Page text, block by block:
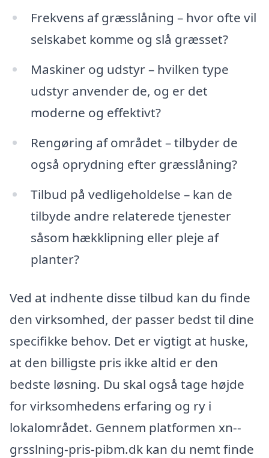
Frekvens af græsslåning – hvor ofte vil
selskabet komme og slå græsset?
Maskiner og udstyr – hvilken type
udstyr anvender de, og er det
moderne og effektivt?
Rengøring af området – tilbyder de
også oprydning efter græsslåning?
Tilbud på vedligeholdelse – kan de
tilbyde andre relaterede tjenester
såsom hækklipning eller pleje af
planter?
Ved at indhente disse tilbud kan du finde
den virksomhed, der passer bedst til dine
specifikke behov. Det er vigtigt at huske,
at den billigste pris ikke altid er den
bedste løsning. Du skal også tage højde
for virksomhedens erfaring og ry i
lokalområdet. Gennem platformen xn--
grsslning-pris-pibm.dk kan du nemt finde